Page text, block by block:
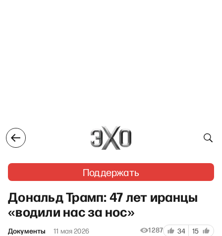
Поддержать
Дональд Трамп: 47 лет иранцы
«водили нас за нос»
Документы 11 мая 2026 1287 34 15